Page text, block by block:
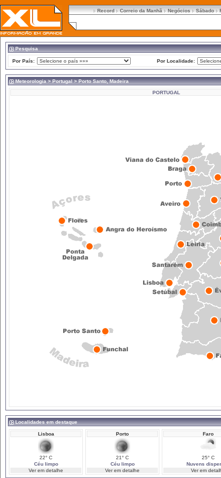
Record Correio da Manhã Negócios Sábado
Pesquisa
Por País: Por Localidade:
Meteorologia>Portugal> Porto Santo, Madeira
PORTUGAL
Localidades em destaque
Lisboa
22° C
Céu limpo
Ver em detalhe
Porto
21° C
Céu limpo
Ver em detalhe
Faro
25° C
Nuvens
Ver em